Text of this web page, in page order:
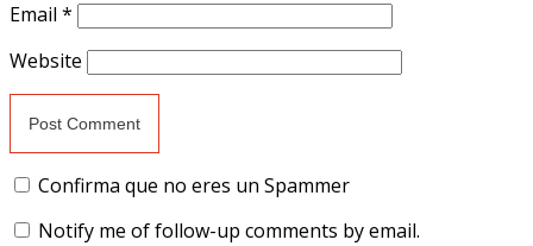
Email *
Website
Confirma que no eres un Spammer
Notify me of follow-up comments by email.